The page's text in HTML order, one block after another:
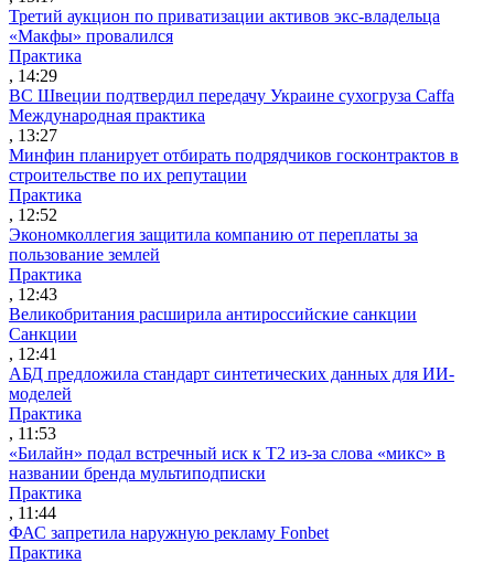
Третий аукцион по приватизации активов экс-владельца
«Макфы» провалился
Практика
, 14:29
ВС Швеции подтвердил передачу Украине сухогруза Caffa
Международная практика
, 13:27
Минфин планирует отбирать подрядчиков госконтрактов в
строительстве по их репутации
Практика
, 12:52
Экономколлегия защитила компанию от переплаты за
пользование землей
Практика
, 12:43
Великобритания расширила антироссийские санкции
Санкции
, 12:41
АБД предложила стандарт синтетических данных для ИИ-
моделей
Практика
, 11:53
«Билайн» подал встречный иск к Т2 из-за слова «микс» в
названии бренда мультиподписки
Практика
, 11:44
ФАС запретила наружную рекламу Fonbet
Практика